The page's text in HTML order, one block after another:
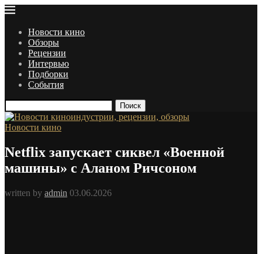
Новости кино
Обзоры
Рецензии
Интервью
Подборки
События
Поиск
Новости кино
Netflix запускает сиквел «Военной
машины» с Аланом Ричсоном
written by admin 03.06.2026